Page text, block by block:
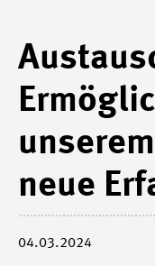
neue
04.03.2024